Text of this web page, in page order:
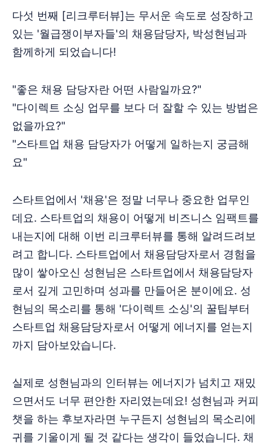
다섯 번째 [리크루터뷰]는 무서운 속도로 성장하고
있는 '월급쟁이부자들'의 채용담당자, 박성현님과
함께하게 되었습니다!‌‌‌
"좋은 채용 담당자란 어떤 사람일까요?"‌‌
"다이렉트 소싱 업무를 보다 더 잘할 수 있는 방법은
없을까요?"
‌‌"스타트업 채용 담당자가 어떻게 일하는지 궁금해
요"‌‌‌‌
스타트업에서 '채용'은 정말 너무나 중요한 업무인
데요. 스타트업의 채용이 어떻게 비즈니스 임팩트를
내는지에 대해 이번 리크루터뷰를 통해 알려드려보
려고 합니다. 스타트업에서 채용담당자로서 경험을
많이 쌓아오신 성현님은 스타트업에서 채용담당자
로서 깊게 고민하며 성과를 만들어온 분이에요. 성
현님의 목소리를 통해 '다이렉트 소싱'의 꿀팁부터
스타트업 채용담당자로서 어떻게 에너지를 얻는지
까지 담아보았습니다.
실제로 성현님과의 인터뷰는 에너지가 넘치고 재밌
으면서도 너무 편안한 자리였는데요! 성현님과 커피
챗을 하는 후보자라면 누구든지 성현님의 목소리에
귀를 기울이게 될 것 같다는 생각이 들었습니다. 채